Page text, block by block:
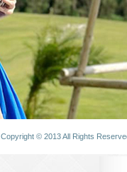
Copyright © 2013 All Rights